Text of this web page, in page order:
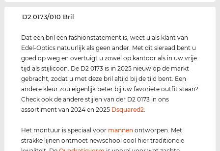
‌D2 0173/010 Bril
Dat een bril een fashionstatement is, weet u als klant van
Edel-Optics natuurlijk als geen ander. Met dit sieraad bent u
goed op weg en overtuigt u zowel op kantoor als in uw vrije
tijd als stijlicoon. De D2 0173 is in 2025 nieuw op de markt
gebracht, zodat u met deze bril altijd bij de tijd bent. Een
andere kleur zou eigenlijk beter bij uw favoriete outfit staan?
Check ook de andere stijlen van der D2 0173 in ons
assortiment van 2024 en 2025 Dsquared2.
Het montuur is speciaal voor mannen ontworpen. Met
strakke lijnen ontmoet newschool cool hier traditionele